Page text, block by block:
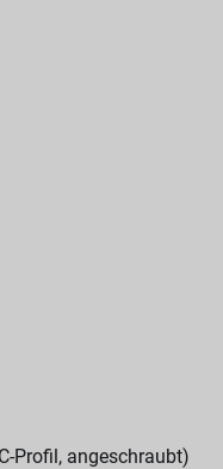
Profil, angeschraubt)